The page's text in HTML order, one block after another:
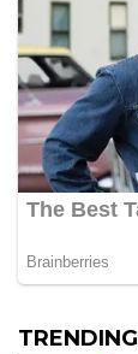
TRENDING